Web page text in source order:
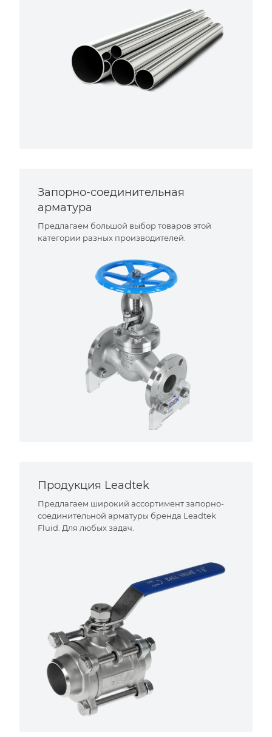
Запорно-соединительная
арматура
Предлагаем большой выбор товаров этой
категории разных производителей.
Продукция Leadtek
Предлагаем широкий ассортимент запорно-
соединительной арматуры бренда Leadtek
Fluid. Для любых задач.